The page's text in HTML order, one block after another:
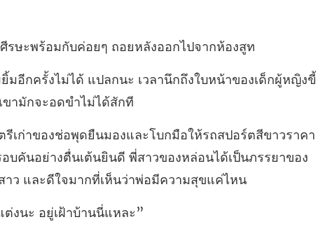
รษะพร้อมกับค่อย
ด้ แปลกนะ เวลานึกถึงใบหน้าของเด็กผู้หญิงขี้
คา
บคันอย่างตื่นเต้นยินดี พี่สาวของหล่อนได้เป็นภ
ต่งนะ อย